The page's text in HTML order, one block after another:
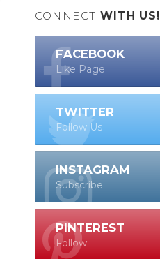
CONNECT WITH US!
FACEBOOK
Like Page
TWITTER
Follow Us
INSTAGRAM
Subscribe
PINTEREST
Follow